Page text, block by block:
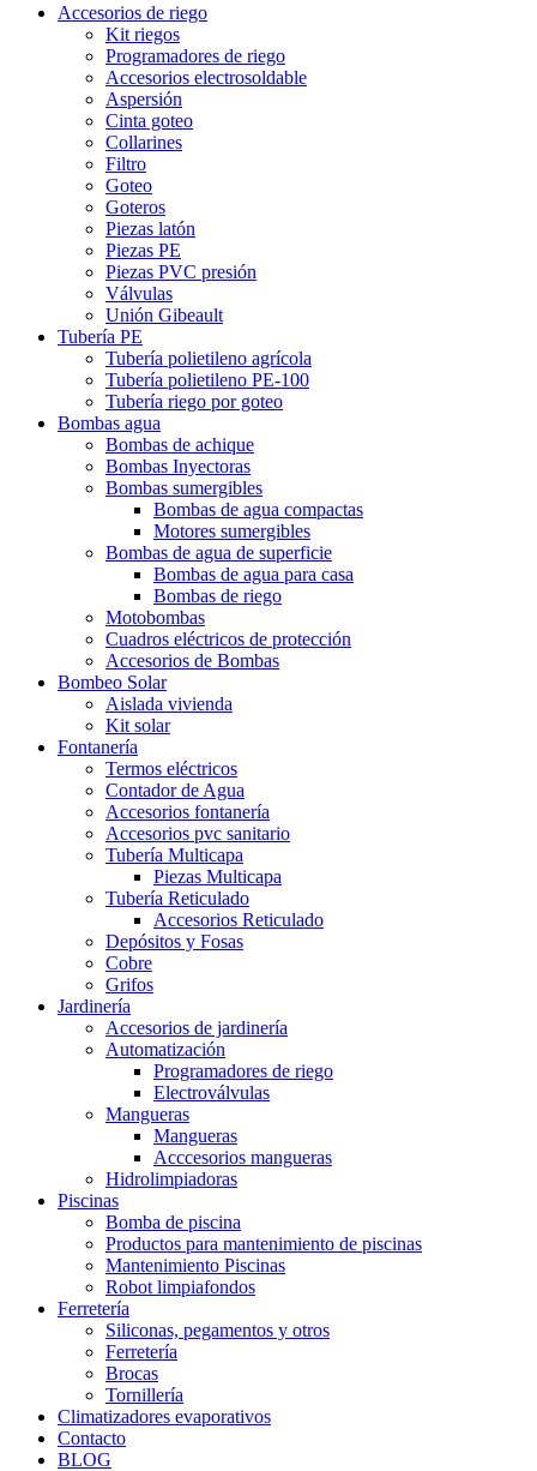
Accesorios de riego
Kit riegos
Programadores de riego
Accesorios electrosoldable
Aspersión
Cinta goteo
Collarines
Filtro
Goteo
Goteros
Piezas latón
Piezas PE
Piezas PVC presión
Válvulas
Unión Gibeault
Tubería PE
Tubería polietileno agrícola
Tubería polietileno PE-100
Tubería riego por goteo
Bombas agua
Bombas de achique
Bombas Inyectoras
Bombas sumergibles
Bombas de agua compactas
Motores sumergibles
Bombas de agua de superficie
Bombas de agua para casa
Bombas de riego
Motobombas
Cuadros eléctricos de protección
Accesorios de Bombas
Bombeo Solar
Aislada vivienda
Kit solar
Fontanería
Termos eléctricos
Contador de Agua
Accesorios fontanería
Accesorios pvc sanitario
Tubería Multicapa
Piezas Multicapa
Tubería Reticulado
Accesorios Reticulado
Depósitos y Fosas
Cobre
Grifos
Jardinería
Accesorios de jardinería
Automatización
Programadores de riego
Electroválvulas
Mangueras
Mangueras
Acccesorios mangueras
Hidrolimpiadoras
Piscinas
Bomba de piscina
Productos para mantenimiento de piscinas
Mantenimiento Piscinas
Robot limpiafondos
Ferretería
Siliconas, pegamentos y otros
Ferretería
Brocas
Tornillería
Climatizadores evaporativos
Contacto
BLOG